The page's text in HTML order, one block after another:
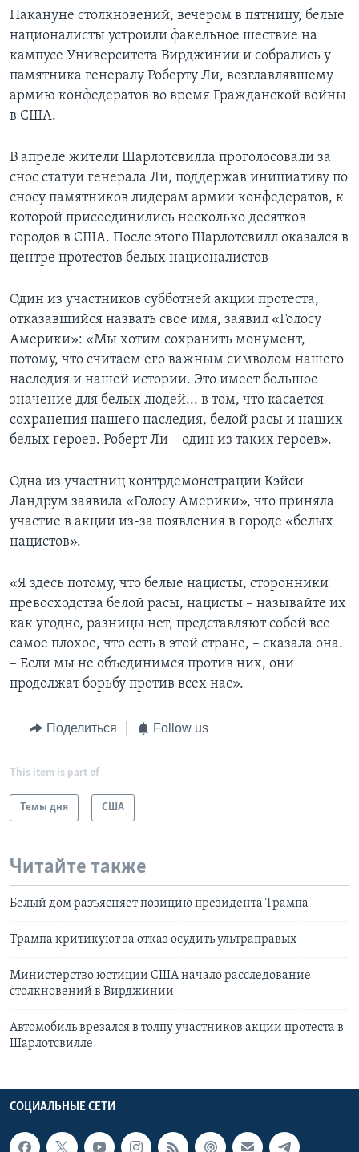
Накануне столкновений, вечером в пятницу, белые
националисты устроили факельное шествие на
кампусе Университета Вирджинии и собрались у
памятника генералу Роберту Ли, возглавлявшему
армию конфедератов во время Гражданской войны
в США.
В апреле жители Шарлотсвилла проголосовали за
снос статуи генерала Ли, поддержав инициативу по
сносу памятников лидерам армии конфедератов, к
которой присоединились несколько десятков
городов в США. После этого Шарлотсвилл оказался в
центре протестов белых националистов
Один из участников субботней акции протеста,
отказавшийся назвать свое имя, заявил «Голосу
Америки»: «Мы хотим сохранить монумент,
потому, что считаем его важным символом нашего
наследия и нашей истории. Это имеет большое
значение для белых людей... в том, что касается
сохранения нашего наследия, белой расы и наших
белых героев. Роберт Ли – один из таких героев».
Одна из участниц контрдемонстрации Кэйси
Ландрум заявила «Голосу Америки», что приняла
участие в акции из-за появления в городе «белых
нацистов».
«Я здесь потому, что белые нацисты, сторонники
превосходства белой расы, нацисты – называйте их
как угодно, разницы нет, представляют собой все
самое плохое, что есть в этой стране, – сказала она.
– Если мы не объединимся против них, они
продолжат борьбу против всех нас».
Поделиться Follow us
This item is part of
Темы дня США
Читайте также
Белый дом разъясняет позицию президента Трампа
Трампа критикуют за отказ осудить ультраправых
Министерство юстиции США начало расследование
столкновений в Вирджинии
Автомобиль врезался в толпу участников акции протеста в
Шарлотсвилле
СОЦИАЛЬНЫЕ СЕТИ